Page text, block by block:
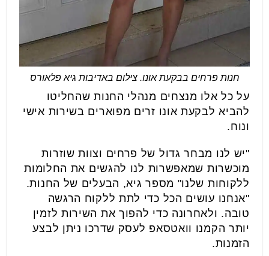
חנות פרחים בבקעת אונו. צילום באדיבות גיא פלאורס
על כל אלו מנצחים מנהלי החנות שהחליטו
להביא לבקעת אונו זרים מפוארים בשירות אישי
ונוח.
"יש לנו מבחר גדול של פרחים וצוות שוזרות
מוכשרות שמאפשרות לנו להגשים את החלומות
ללקוחות שלנו" מספר גיא, הבעלים של החנות.
"אנחנו עושים הכל כדי לתת ללקוח הרגשה
טובה. ולאחרונה כדי להפוך את השירות לזמין
יותר הקמנו וואטסאפ לעסק שדרכו ניתן לבצע
הזמנות.